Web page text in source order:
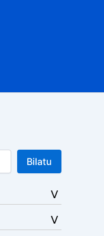
Bilatu